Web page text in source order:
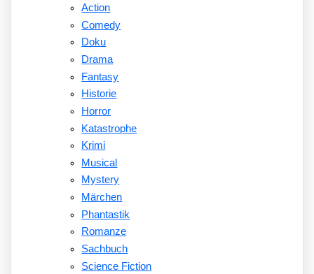
Action
Comedy
Doku
Drama
Fantasy
Historie
Horror
Katastrophe
Krimi
Musical
Mystery
Märchen
Phantastik
Romanze
Sachbuch
Science Fiction